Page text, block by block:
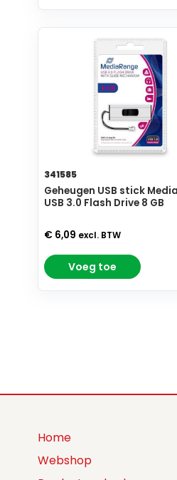
341585
Geheugen USB stick
USB 3.0 Flash Drive 8 GB
€ 6,09 excl. BTW
Voeg toe
Home
Webshop